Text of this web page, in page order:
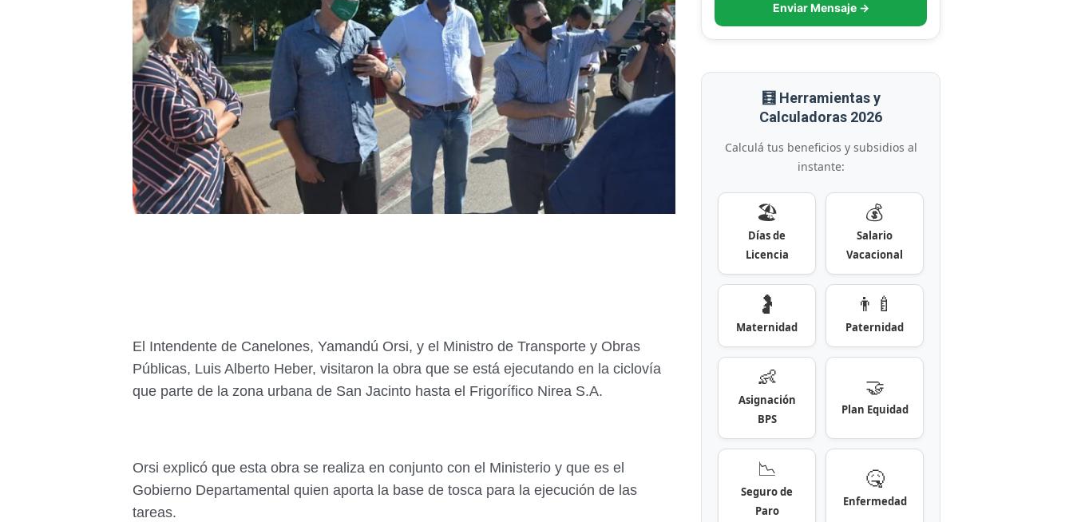
El Intendente de Canelones, Yamandú Orsi, y el Ministro de Transporte y Obras
Públicas, Luis Alberto Heber, visitaron la obra que se está ejecutando en la ciclovía
que parte de la zona urbana de San Jacinto hasta el Frigorífico Nirea S.A.
Orsi explicó que esta obra se realiza en conjunto con el Ministerio y que es el
Gobierno Departamental quien aporta la base de tosca para la ejecución de las
tareas.
Enviar Mensaje →
🧮 Herramientas y
Calculadoras 2026
Calculá tus beneficios y subsidios al
instante:
🏖️
Días de
Licencia
💰
Salario
Vacacional
🤰
Maternidad
👨‍🍼
Paternidad
👶
Asignación
BPS
🤝
Plan Equidad
📉
Seguro de
Paro
🤒
Enfermedad